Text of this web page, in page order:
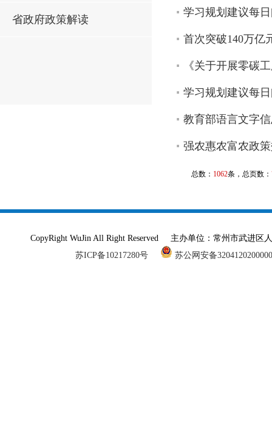
省政府政策解读
学习规划建议每
首次突破140万亿
《关于开展零碳
学习规划建议每
教育部语言文字
强农惠农富农政
总数： 1062条，总页数：
CopyRight WuJin All Right Reserved 主办单位：常州市武进
苏ICP备10217280号
苏公网安备